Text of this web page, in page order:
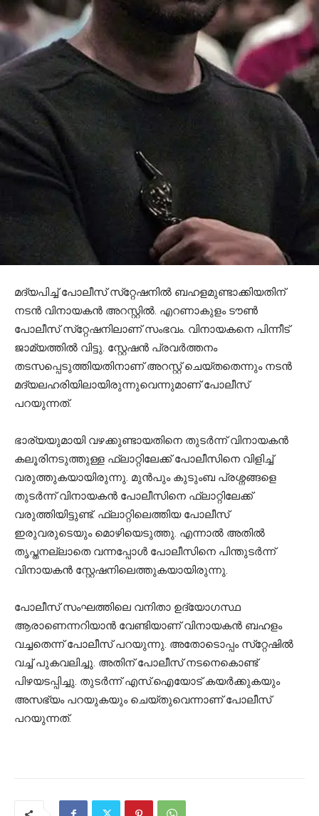
മദ്യപിച്ച് പോലീസ് സ്‌റ്റേഷനില്‍ ബഹളമുണ്ടാക്കിയതിന്
നടന്‍ വിനായകന്‍ അറസ്റ്റില്‍. എറണാകുളം ടൗണ്‍
പോലീസ് സ്‌റ്റേഷനിലാണ് സംഭവം. വിനായകനെ പിന്നീട്
ജാമ്യത്തില്‍ വിട്ടു. സ്റ്റേഷൻ പ്രവർത്തനം
തടസപ്പെടുത്തിയതിനാണ് അറസ്റ്റ് ചെയ്തതെന്നും നടൻ
മദ്യലഹരിയിലായിരുന്നുവെന്നുമാണ് പോലീസ്
പറയുന്നത്.
ഭാര്യയുമായി വഴക്കുണ്ടായതിനെ തുടര്‍ന്ന് വിനായകൻ
കലൂരിനടുത്തുള്ള ഫ്ലാറ്റിലേക്ക് പോലീസിനെ വിളിച്ച്
വരുത്തുകയായിരുന്നു. മുന്‍പും കുടുംബ പ്രശ്നങ്ങളെ
തുടര്‍ന്ന് വിനായകന്‍ പോലീസിനെ ഫ്ലാറ്റിലേക്ക്
വരുത്തിയിട്ടുണ്ട്‌. ഫ്ലാറ്റിലെത്തിയ പോലീസ്
ഇരുവരുടെയും മൊഴിയെടുത്തു. എന്നാല്‍ അതില്‍
തൃപ്തനല്ലാതെ വന്നപ്പോള്‍ പോലീസിനെ പിന്തുടര്‍ന്ന്
വിനായകന്‍ സ്റ്റേഷനിലെത്തുകയായിരുന്നു.
പോലീസ് സംഘത്തിലെ വനിതാ ഉദ്യോഗസ്ഥ
ആരാണെന്നറിയാന്‍ വേണ്ടിയാണ് വിനായകന്‍ ബഹളം
വച്ചതെന്ന് പോലീസ് പറയുന്നു. അതോടൊപ്പം സ്‌റ്റേഷില്‍
വച്ച് പുകവലിച്ചു. അതിന് പോലീസ് നടനെകൊണ്ട്
പിഴയടപ്പിച്ചു. തുടര്‍ന്ന് എസ്.ഐയോട് കയര്‍ക്കുകയും
അസഭ്യം പറയുകയും ചെയ്തുവെന്നാണ് പോലീസ്
പറയുന്നത്.